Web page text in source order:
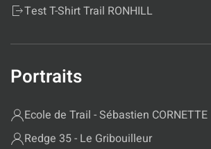
Test T-Shirt Trail RONHILL
Portraits
Ecole de Trail - Sébastien CORNETTE
Redge 35 - Le Gribouilleur